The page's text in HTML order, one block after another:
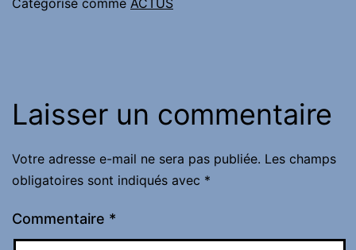
Catégorisé comme ACTUS
Laisser un commentaire
Votre adresse e-mail ne sera pas publiée. Les champs
obligatoires sont indiqués avec *
Commentaire *